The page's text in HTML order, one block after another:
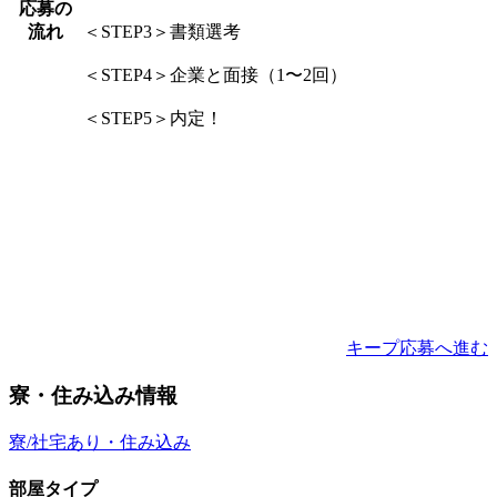
応募の
流れ
＜STEP3＞書類選考
＜STEP4＞企業と面接（1〜2回）
＜STEP5＞内定！
キープ応募へ進む
寮・住み込み情報
寮/社宅あり・住み込み
部屋タイプ